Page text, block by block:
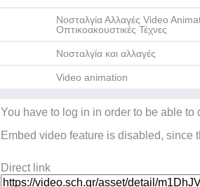
Νοσταλγία Αλλαγές Video
Οπτικοακουστικές Τέχνες
Νοσταλγία και αλλαγές
Video animation
You have to log in in order to be able to
Embed video feature is disabled, since
Direct link